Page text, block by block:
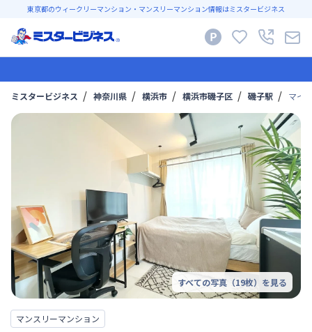
東京都のウィークリーマンション・マンスリーマンション情報はミスタービジネス
ミスタービジネス 神奈川県 横浜市 横浜市磯子区 磯子駅 マイ
すべての写真（19枚）を見る
マンスリーマンション